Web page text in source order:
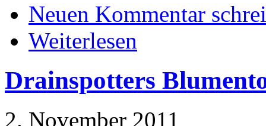
Neuen Kommentar
Weiterlesen
Drainspotters
2. November 2011